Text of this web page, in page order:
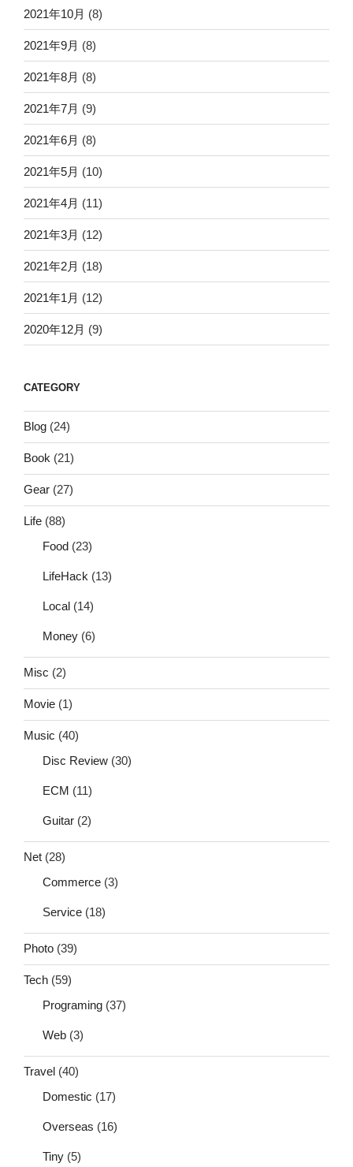
2021年10月 (8)
2021年9月 (8)
2021年8月 (8)
2021年7月 (9)
2021年6月 (8)
2021年5月 (10)
2021年4月 (11)
2021年3月 (12)
2021年2月 (18)
2021年1月 (12)
2020年12月 (9)
CATEGORY
Blog (24)
Book (21)
Gear (27)
Life (88)
Food (23)
LifeHack (13)
Local (14)
Money (6)
Misc (2)
Movie (1)
Music (40)
Disc Review (30)
ECM (11)
Guitar (2)
Net (28)
Commerce (3)
Service (18)
Photo (39)
Tech (59)
Programing (37)
Web (3)
Travel (40)
Domestic (17)
Overseas (16)
Tiny (5)